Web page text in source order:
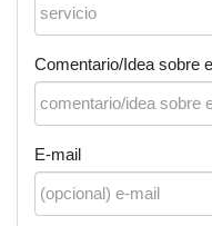
Comentario/Idea sobre
E-mail